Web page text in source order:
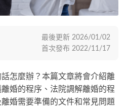
怎麼辦？本篇文章將會介紹離
婚的程序、法院調解離婚的程
婚需要準備的文件和常見問題
最後更新 2026/01/02
首次發布 2022/11/17